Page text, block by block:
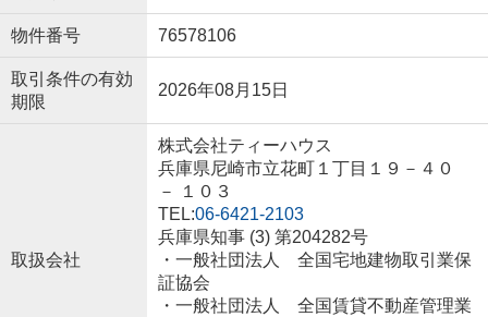
物件番号 76578106
取引条件の有効
期限
2026年08月15日
取扱会社
株式会社ティーハウス
兵庫県尼崎市立花町１丁目１９－４０
－ １０３
TEL:06-6421-2103
兵庫県知事 (3) 第204282号
・一般社団法人 全国宅地建物取引業保
証協会
・一般社団法人 全国賃貸不動産管理業